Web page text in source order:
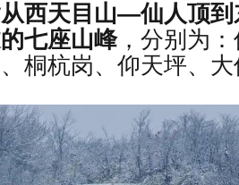
从西天目山—仙人顶
七座山峰，分别为
桐杭岗、仰天坪、